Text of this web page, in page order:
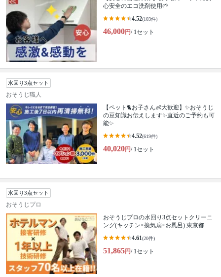
心安全のエコ洗剤使用🌱
4.52(103件)
46,000円/ 1セット
水回り3点セット
おそうじ職人
【ペット🐈お子さん👶大歓迎】✨おそうじ
の豆知識お伝えします✨直近のご予約も可
能✨
4.52(619件)
40,020円/ 1セット
水回り3点セット
おそうじプロ
おそうじプロの水回り3点セットクリーニ
ング(キッチン×換気扇×お風呂) 東京都
4.61(20件)
51,865円/ 1セット